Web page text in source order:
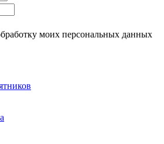
моих персональных данных